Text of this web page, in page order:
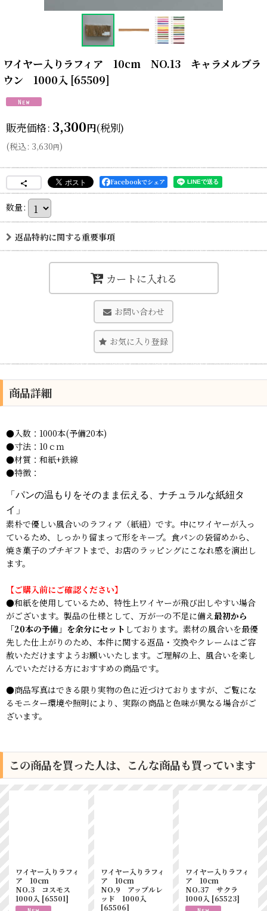
ワイヤー入りラフィア 10cm NO.13 キャラメルブラ
ウン 1000入 [65509]
販売価格: 3,300円(税別)
(税込: 3,630円)
Facebookでシェア
数量:
返品特約に関する重要事項
カートに入れる
お問い合わせ
お気に入り登録
商品詳細
●入数：1000本(予備20本)
●寸法：10ｃｍ
●材質： 和紙+鉄線
●特徴：
「パンの温もりをそのまま伝える、ナチュラルな紙紐タ
イ」
素朴で優しい風合いのラフィア（紙紐）です。中にワイヤーが入っ
ているため、しっかり留まって形をキープ。食パンの袋留めから、
焼き菓子のプチギフトまで、お店のラッピングにこなれ感を演出し
ます。
【ご購入前にご確認ください】
●和紙を使用しているため、特性上ワイヤーが飛び出しやすい場合
がございます。製品の仕様として、万が一の不足に備え最初から
「20本の予備」を余分にセット しております。素材の風合いを最優
先した仕上がりのため、本件に関する返品・交換やクレームはご容
赦いただけますようお願いいたします。ご理解の上、風合いを楽し
んでいただける方におすすめの商品です。
●商品写真はできる限り実物の色に近づけておりますが、ご覧にな
るモニター環境や照明により、実際の商品と色味が異なる場合がご
ざいます。
この商品を買った人は、こんな商品も買っています
ワイヤー入りラフィ
ア 10cm
NO.3 コスモス
1000入 [65501]
ワイヤー入りラフィ
ア 10cm
NO.9 アップルレ
ッド 1000入
[65506]
ワイヤー入りラフィ
ア 10cm
NO.37 サクラ
1000入 [65523]